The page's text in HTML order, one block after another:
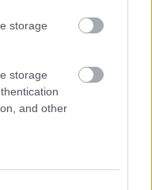
storage
storage
and other